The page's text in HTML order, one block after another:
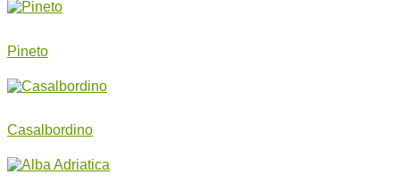
Pineto
Casalbordino